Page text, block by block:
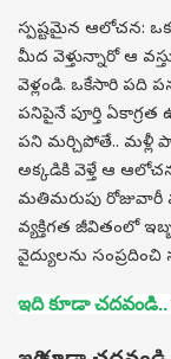
స్పష్టమైన ఆలోచన: ఒక
మీద వెళ్తున్నారో ఆ
వెళ్లండి. ఒకేసారి పది
పనిపైనే పూర్తి
పని మర్చిపోతే.. మళ్లీ
అక్కడికి వెళ్తే ఆ
మతిమరుపు రోజువారీ
వ్యక్తిగత జీవితంలో
వైద్యులను
ఇది కూడా చదవండి..